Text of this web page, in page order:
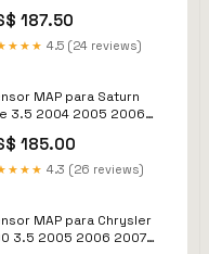
187.50
4.5 (24 reviews)
MAP para Saturn
3.5 2004 2005 2006
185.00
4.3 (26 reviews)
MAP para Chrysler
3.5 2005 2006 2007